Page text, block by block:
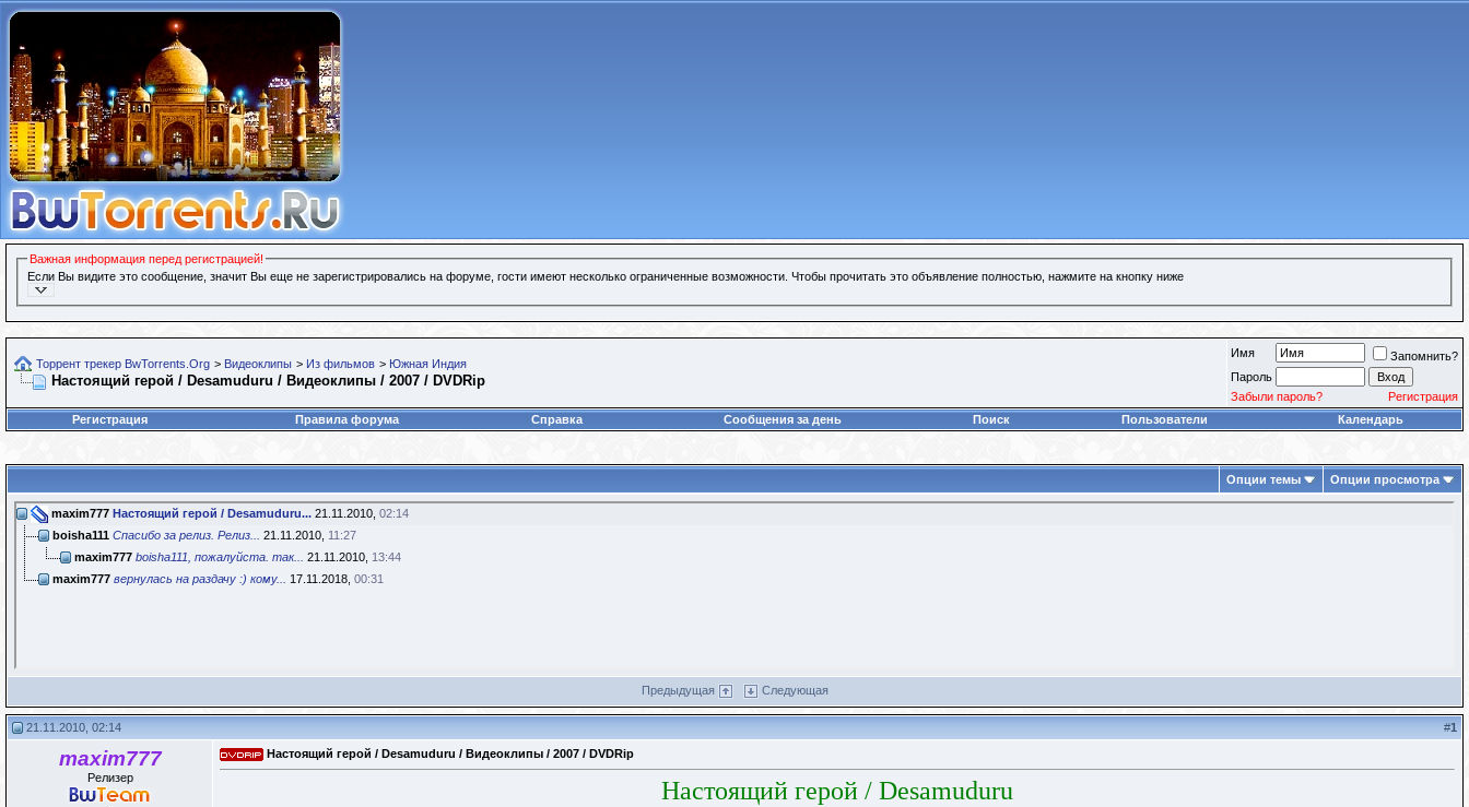
Важная информация перед регистрацией!
Если Вы видите это сообщение, значит Вы еще не зарегистрировались на форуме, гости имеют несколько ограниченные возможности. Чтобы прочитать это объявление полностью, нажмите на кнопку ниже
Торрент трекер BwTorrents.Org > Видеоклипы > Из фильмов > Южная Индия
Настоящий герой / Desamuduru / Видеоклипы / 2007 / DVDRip
Имя
Запомнить?
Пароль
Забыли пароль?
Регистрация
Регистрация
Правила форума Справка Сообщения за день Поиск Пользователи Календарь
Опции темы Опции просмотра
maxim777 Настоящий герой / Desamuduru... 21.11.2010, 02:14
boisha111 Спасибо за релиз. Релиз... 21.11.2010, 11:27
maxim777 boisha111, пожалуйста. так... 21.11.2010, 13:44
maxim777 вернулась на раздачу :) кому... 17.11.2018, 00:31
Предыдущая Следующая
21.11.2010, 02:14 #1
maxim777
Релизер
Настоящий герой / Desamuduru / Видеоклипы / 2007 / DVDRip
Настоящий герой / Desamuduru